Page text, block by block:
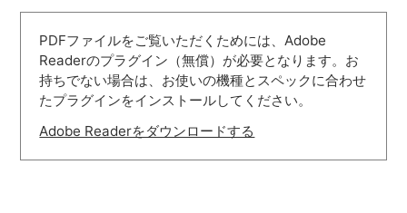
PDFファイルをご覧いただくためには、Adobe
Readerのプラグイン（無償）が必要となります。お
持ちでない場合は、お使いの機種とスペックに合わせ
たプラグインをインストールしてください。
Adobe Readerをダウンロードする